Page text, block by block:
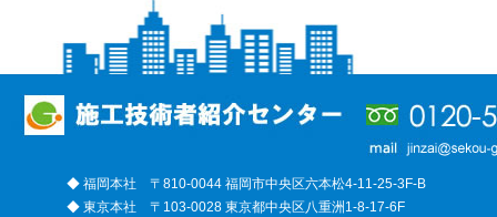
◆ 福岡本社 〒810-0044 福岡市中央区六本松4-11-25-3F-B
◆ 東京本社 〒103-0028 東京都中央区八重洲1-8-17-6F